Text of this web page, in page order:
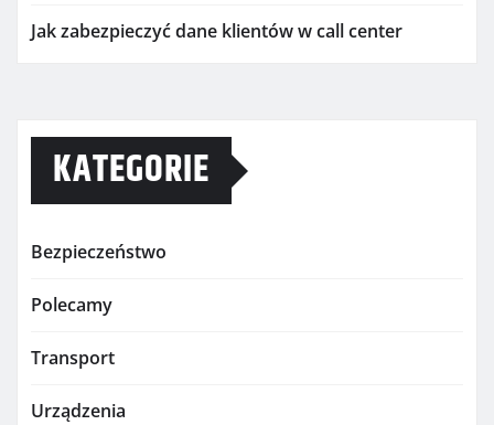
Jak zabezpieczyć dane klientów w call center
KATEGORIE
Bezpieczeństwo
Polecamy
Transport
Urządzenia